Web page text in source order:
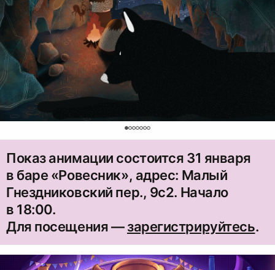
Показ анимации состоится 31 января
в баре «Ровесник», адрес: Малый
Гнездниковский пер., 9с2. Начало
в 18:00.
Для посещения —зарегистрируйтесь.